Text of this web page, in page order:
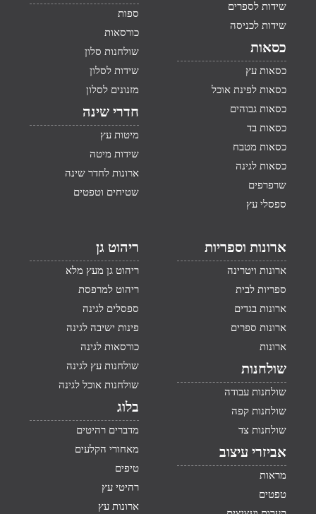
שידות לספרים
שידות לכניסה
כסאות
כסאות עץ
כסאות לפינת אוכל
כסאות גבוהים
כסאות בד
כסאות מטבח
כסאות לגינה
שרפרפים
ספסלי עץ
ספות
כורסאות
שולחנות סלון
שידות לסלון
מזנונים לסלון
חדרי שינה
מיטות עץ
שידות מיטה
ארונות לחדר שינה
שטיחים וטפטים
ארונות וספריות
ארונות ויטרינה
ספריות לבית
ארונות בגדים
ארונות ספרים
ארונות
שולחנות
שולחנות עבודה
שולחנות קפה
שולחנות צד
אביזרי עיצוב
מראות
טפטים
ריהוט גן
ריהוט גן מעץ מלא
ריהוט למרפסת
ספסלים לגינה
פינות ישיבה לגינה
כורסאות לגינה
שולחנות עץ לגינה
שולחנות אוכל לגינה
בלוג
מדברים רהיטים
מאחורי הקלעים
טיפים
רהיטי עץ
ארונות עץ